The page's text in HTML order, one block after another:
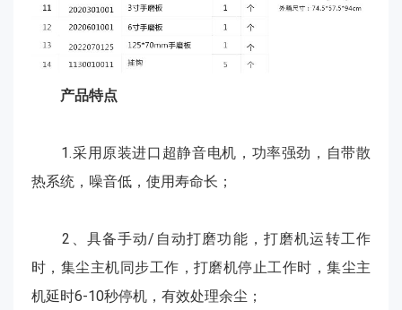
产品特点
1.采用原装进口超静音电机，功率强劲，自带散
热系统，噪音低，使用寿命长；
2、具备手动/自动打磨功能，打磨机运转工作
时，集尘主机同步工作，打磨机停止工作时，集尘主
机延时6-10秒停机，有效处理余尘；